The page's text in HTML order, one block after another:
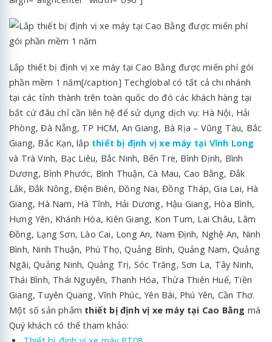
Lắp thiết bị định vị xe máy tại Cao Bằng được miến phí gói
phần mềm 1 năm[/caption] Techglobal có tất cả chi nhánh
tại các tỉnh thành trên toàn quốc do đó các khách hàng tại
bất cứ đâu chỉ cần liên hệ để sử dụng dịch vụ: Hà Nội, Hải
Phòng, Đà Nẵng, TP HCM, An Giang, Bà Rịa – Vũng Tàu, Bắc
Giang, Bắc Kạn, lắp thiết bị định vị xe máy tại Vĩnh Long
và Trà Vinh, Bạc Liêu, Bắc Ninh, Bến Tre, Bình Định, Bình
Dương, Bình Phước, Bình Thuận, Cà Mau, Cao Bằng, Đắk
Lắk, Đắk Nông, Điện Biên, Đồng Nai, Đồng Tháp, Gia Lai, Hà
Giang, Hà Nam, Hà Tĩnh, Hải Dương, Hậu Giang, Hòa Bình,
Hưng Yên, Khánh Hòa, Kiên Giang, Kon Tum, Lai Châu, Lâm
Đồng, Lạng Sơn, Lào Cai, Long An, Nam Định, Nghệ An, Ninh
Bình, Ninh Thuận, Phú Thọ, Quảng Bình, Quảng Nam, Quảng
Ngãi, Quảng Ninh, Quảng Trị, Sóc Trăng, Sơn La, Tây Ninh,
Thái Bình, Thái Nguyên, Thanh Hóa, Thừa Thiên Huế, Tiền
Giang, Tuyên Quang, Vĩnh Phúc, Yên Bái, Phú Yên, Cần Thơ.
Một số sản phẩm thiết bị định vị xe máy tại Cao Bằng mà
Quý khách có thể tham khảo: